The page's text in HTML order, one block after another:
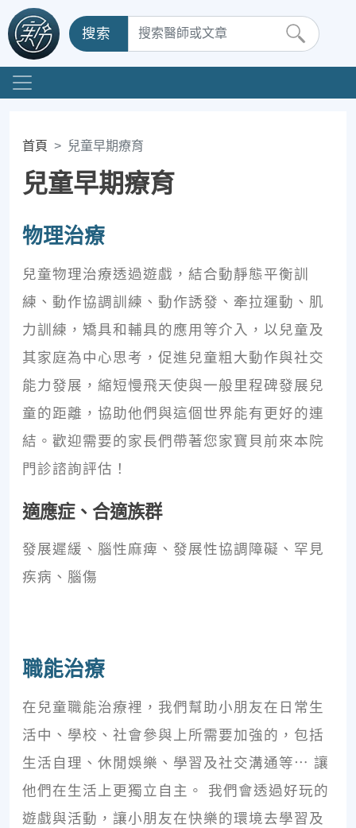
搜索
首頁 兒童早期療育
兒童早期療育
物理治療
兒童物理治療透過遊戲，結合動靜態平衡訓
練、動作協調訓練、動作誘發、牽拉運動、肌
力訓練，矯具和輔具的應用等介入，以兒童及
其家庭為中心思考，促進兒童粗大動作與社交
能力發展，縮短慢飛天使與一般里程碑發展兒
童的距離，協助他們與這個世界能有更好的連
結。歡迎需要的家長們帶著您家寶貝前來本院
門診諮詢評估！
適應症、合適族群
發展遲緩、腦性麻痺、發展性協調障礙、罕見
疾病、腦傷
職能治療
在兒童職能治療裡，我們幫助小朋友在日常生
活中、學校、社會參與上所需要加強的，包括
生活自理、休閒娛樂、學習及社交溝通等⋯ 讓
他們在生活上更獨立自主。 我們會透過好玩的
遊戲與活動，讓小朋友在快樂的環境去學習及